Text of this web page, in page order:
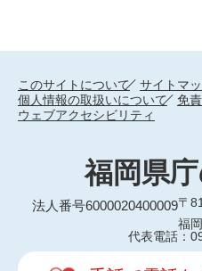
このサイトについて
サイトマ
個人情報の取扱いについて
免
ウェブアクセシビリティ
福岡県
法人番号6000020400009〒
福
代表電話：